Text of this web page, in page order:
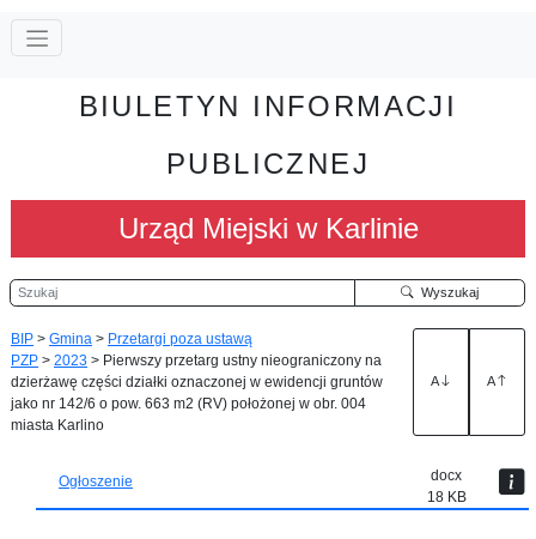
BIULETYN INFORMACJI
PUBLICZNEJ
Urząd Miejski w Karlinie
Szukaj Wyszukaj
BIP > Gmina > Przetargi poza ustawą
PZP > 2023 > Pierwszy przetarg ustny nieograniczony na
dzierżawę części działki oznaczonej w ewidencji gruntów
jako nr 142/6 o pow. 663 m2 (RV) położonej w obr. 004
miasta Karlino
A A
Ogłoszenie
docx
18 KB